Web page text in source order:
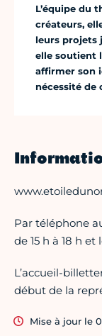
L’équipe du
créateurs,
leurs projets
elle soutient
affirmer son
nécessité de
Par téléphone
de 15 h à 18 h
L’accueil-
début de la
Mise à jour le